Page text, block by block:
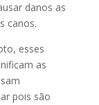
danos as
canos.
esses
as
pois são